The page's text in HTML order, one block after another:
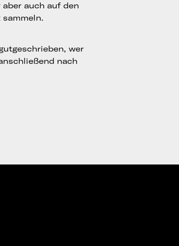
auch auf den
wer
nach